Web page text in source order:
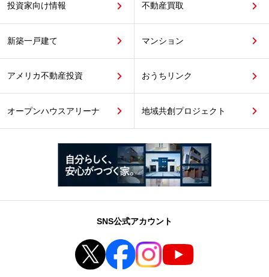
投資家向け情報 不動産買取
新築一戸建て マンション
アメリカ不動産投資 おうちリンク
オープンハウスアリーナ 地域共創プロジェクト
SNS公式アカウント